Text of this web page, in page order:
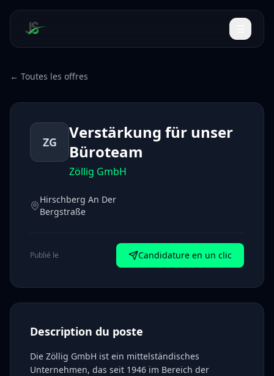
← Toutes les offres
ZG
Verstärkung für unser
Büroteam
Zöllig GmbH
Hirschberg An Der
Bergstraße
Publié le Candidature en un clic
Description du poste
Die Zöllig GmbH ist ein mittelständisches
Unternehmen, das seit 1946 im Bereich der